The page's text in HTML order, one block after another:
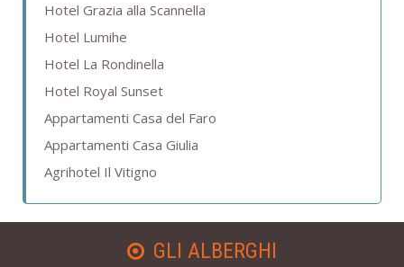
Hotel Grazia alla Scannella
Hotel Lumihe
Hotel La Rondinella
Hotel Royal Sunset
Appartamenti Casa del Faro
Appartamenti Casa Giulia
Agrihotel Il Vitigno
GLI ALBERGHI